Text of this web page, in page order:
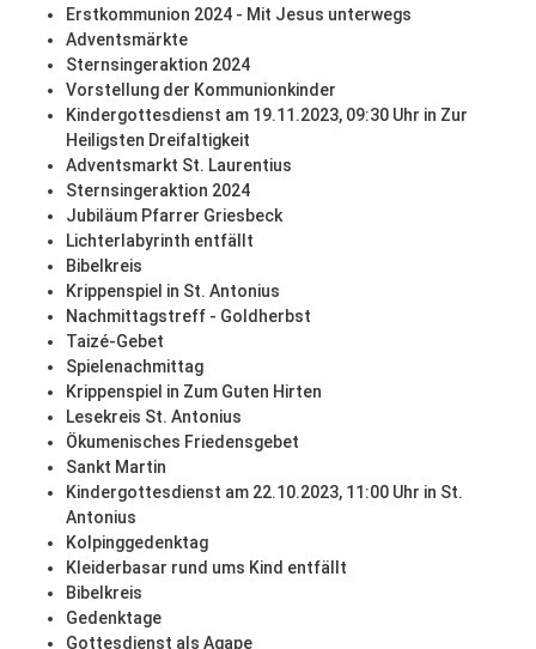
Erstkommunion 2024 - Mit Jesus unterwegs
Adventsmärkte
Sternsingeraktion 2024
Vorstellung der Kommunionkinder
Kindergottesdienst am 19.11.2023, 09:30 Uhr in Zur
Heiligsten Dreifaltigkeit
Adventsmarkt St. Laurentius
Sternsingeraktion 2024
Jubiläum Pfarrer Griesbeck
Lichterlabyrinth entfällt
Bibelkreis
Krippenspiel in St. Antonius
Nachmittagstreff - Goldherbst
Taizé-Gebet
Spielenachmittag
Krippenspiel in Zum Guten Hirten
Lesekreis St. Antonius
Ökumenisches Friedensgebet
Sankt Martin
Kindergottesdienst am 22.10.2023, 11:00 Uhr in St.
Antonius
Kolpinggedenktag
Kleiderbasar rund ums Kind entfällt
Bibelkreis
Gedenktage
Gottesdienst als Agape